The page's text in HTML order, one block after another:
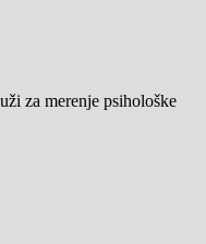
za merenje psihološke